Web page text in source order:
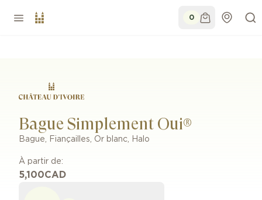
0
Bague Simplement Oui®
Bague, Fiançailles, Or blanc, Halo
À partir de:
5,100CAD